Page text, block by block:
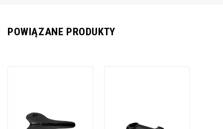
POWIĄZANE PRODUKTY